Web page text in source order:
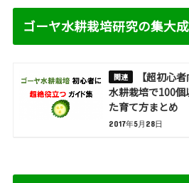
ゴーヤ水耕栽培研究の集大成
【超初心
水耕栽培で100
た育て方まとめ
2017年5月28日